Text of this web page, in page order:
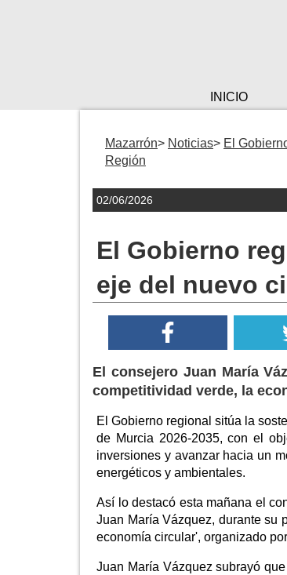
INICIO
Mazarrón Noticias
El
Región
02/06/2026
El Gobierno
eje del nuevo
El consejero Juan María
competitividad verde, la
El Gobierno regional sitúa la
de Murcia 2026-2035, con el
inversiones y avanzar hacia un
energéticos y ambientales.
Así lo destacó esta mañana el
Juan María Vázquez, durante su
economía circular', organizado
Juan María Vázquez subrayó